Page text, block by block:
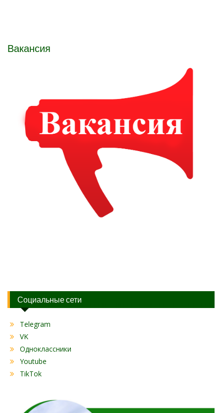
Вакансия
Социальные сети
Telegram
VK
Одноклассники
Youtube
TikTok